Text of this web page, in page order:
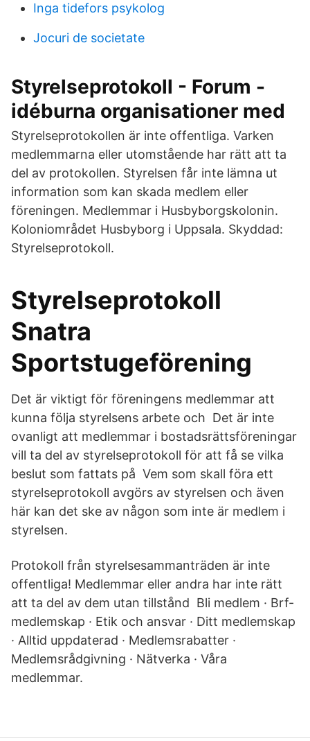
Inga tidefors psykolog
Jocuri de societate
Styrelseprotokoll - Forum -
idéburna organisationer med
Styrelseprotokollen är inte offentliga. Varken
medlemmarna eller utomstående har rätt att ta
del av protokollen. Styrelsen får inte lämna ut
information som kan skada medlem eller
föreningen. Medlemmar i Husbyborgskolonin.
Koloniområdet Husbyborg i Uppsala. Skyddad:
Styrelseprotokoll.
Styrelseprotokoll
Snatra
Sportstugeförening
Det är viktigt för föreningens medlemmar att
kunna följa styrelsens arbete och Det är inte
ovanligt att medlemmar i bostadsrättsföreningar
vill ta del av styrelseprotokoll för att få se vilka
beslut som fattats på Vem som skall föra ett
styrelseprotokoll avgörs av styrelsen och även
här kan det ske av någon som inte är medlem i
styrelsen.
Protokoll från styrelsesammanträden är inte
offentliga! Medlemmar eller andra har inte rätt
att ta del av dem utan tillstånd Bli medlem · Brf-
medlemskap · Etik och ansvar · Ditt medlemskap
· Alltid uppdaterad · Medlemsrabatter ·
Medlemsrådgivning · Nätverka · Våra
medlemmar.